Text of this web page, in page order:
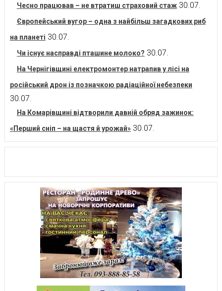
Чесно працював – не втратиш страховий стаж 30.07.
Європейський вугор – одна з найбільш загадкових риб
на планеті 30.07.
Чи існує насправді пташине молоко? 30.07.
На Чернігівщині електромонтер натрапив у лісі на
російський дрон із позначкою радіаційної небезпеки
30.07.
На Комарівщині відтворили давній обряд зажинок:
«Перший сніп – на щастя й урожай» 30.07.